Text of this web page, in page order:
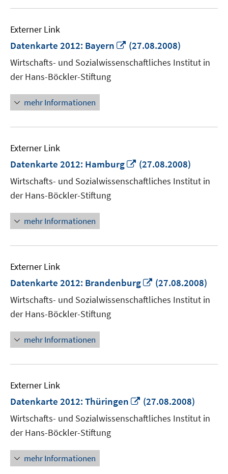
Externer Link
Datenkarte 2012: Bayern
In
neuem
Fenster
(27.08.2008)
Wirtschafts- und Sozialwissenschaftliches Institut in
der Hans-Böckler-Stiftung
mehr Informationen
Externer Link
Datenkarte 2012: Hamburg
In
neuem
Fenster
(27.08.2008)
Wirtschafts- und Sozialwissenschaftliches Institut in
der Hans-Böckler-Stiftung
mehr Informationen
Externer Link
Datenkarte 2012: Brandenburg
In
neuem
Fenster
(27.08.2008)
Wirtschafts- und Sozialwissenschaftliches Institut in
der Hans-Böckler-Stiftung
mehr Informationen
Externer Link
Datenkarte 2012: Thüringen
In
neuem
Fenster
(27.08.2008)
Wirtschafts- und Sozialwissenschaftliches Institut in
der Hans-Böckler-Stiftung
mehr Informationen